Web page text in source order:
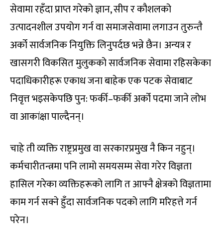
सेवामा रहँदा प्राप्त गरेको ज्ञान, सीप र कौशलको
उत्पादनशील उपयोग गर्न वा समाजसेवामा लगाउन तुरुन्तै
अर्को सार्वजनिक नियुक्ति लिनुपर्दछ भन्ने छैन। अन्यत्र र
खासगरी विकसित मुलुकको सार्वजनिक सेवामा रहिसकेका
पदाधिकारीहरू एकाध जना बाहेक एक पटक सेवाबाट
निवृत्त भइसकेपछि पुन: फर्की–फर्की अर्को पदमा जाने लोभ
वा आकांक्षा पाल्दैनन्।
चाहे ती व्यक्ति राष्ट्रप्रमुख वा सरकारप्रमुख नै किन नहुन्।
कर्मचारीतन्त्रमा पनि लामो समयसम्म सेवा गरेर विज्ञता
हासिल गरेका व्यक्तिहरूको लागि त आफ्नै क्षेत्रको विज्ञतामा
काम गर्न सक्ने हुँदा सार्वजनिक पदको लागि मरिहत्ते गर्न
परेन।